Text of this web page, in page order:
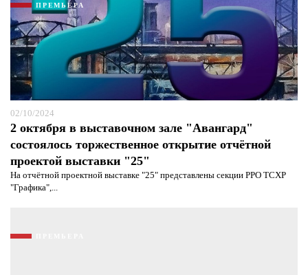
ПРЕМЬЕРА
02/10/2024
2 октября в выставочном зале "Авангард"
состоялось торжественное открытие отчётной
проектой выставки "25"
На отчётной проектной выставке "25" представлены секции РРО ТСХР
"Графика",...